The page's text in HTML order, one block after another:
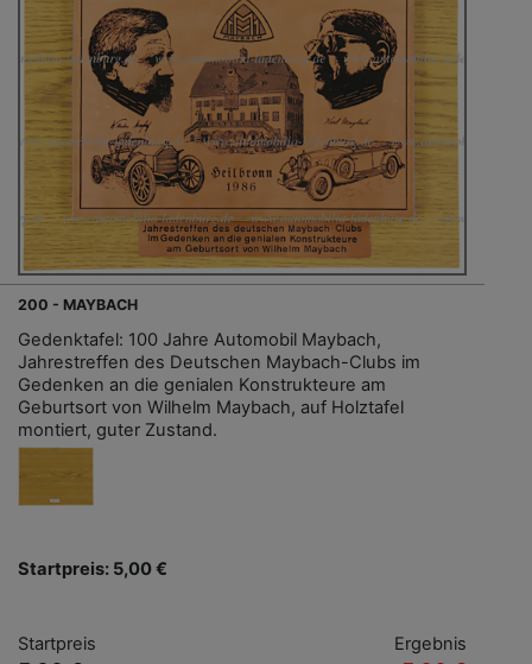
200 - MAYBACH
Gedenktafel: 100 Jahre Automobil Maybach,
Jahrestreffen des Deutschen Maybach-Clubs im
Gedenken an die genialen Konstrukteure am
Geburtsort von Wilhelm Maybach, auf Holztafel
montiert, guter Zustand.
Startpreis: 5,00 €
Startpreis Ergebnis